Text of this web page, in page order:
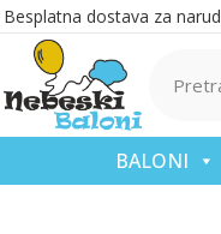
Besplatna dostava za
BALONI